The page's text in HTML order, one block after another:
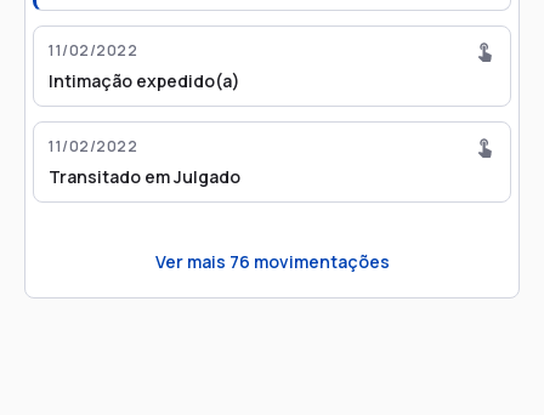
11/02/2022
Intimação expedido(a)
11/02/2022
Transitado em Julgado
Ver mais 76 movimentações